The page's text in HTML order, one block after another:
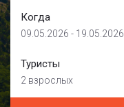
Когда
09.05.2026 - 19.05.2026
Туристы
2 взрослых